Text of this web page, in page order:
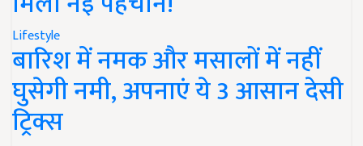
Lifestyle
बारिश में नमक और मसालों में नहीं
घुसेगी नमी, अपनाएं ये 3 आसान देसी
ट्रिक्स